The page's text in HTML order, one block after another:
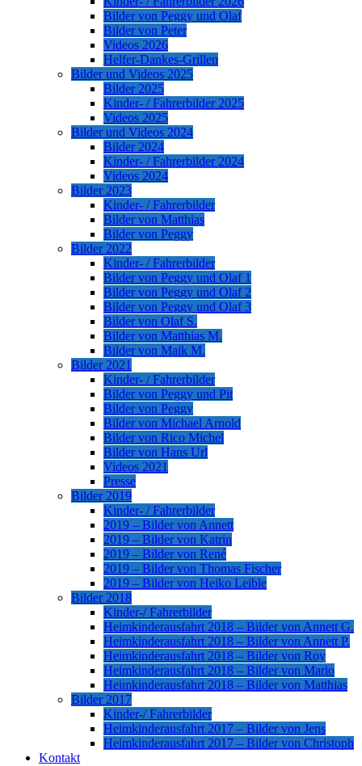
Bilder von Peggy und Olaf
Bilder von Peter
Videos 2026
Helfer-Dankes-Grillen
Bilder und Videos 2025
Bilder 2025
Kinder- / Fahrerbilder 2025
Videos 2025
Bilder und Videos 2024
Bilder 2024
Kinder- / Fahrerbilder 2024
Videos 2024
Bilder 2023
Kinder- / Fahrerbilder
Bilder von Matthias
Bilder von Peggy
Bilder 2022
Kinder- / Fahrerbilder
Bilder von Peggy und Olaf 1
Bilder von Peggy und Olaf 2
Bilder von Peggy und Olaf 3
Bilder von Olaf S.
Bilder von Matthias M.
Bilder von Maik M.
Bilder 2021
Kinder- / Fahrerbilder
Bilder von Peggy und Pit
Bilder von Peggy
Bilder von Michael Arnold
Bilder von Rico Michel
Bilder von Hans Url
Videos 2021
Presse
Bilder 2019
Kinder- / Fahrerbilder
2019 – Bilder von Annett
2019 – Bilder von Katrin
2019 – Bilder von René
2019 – Bilder von Thomas Fischer
2019 – Bilder von Heiko Leible
Bilder 2018
Kinder-/ Fahrerbilder
Heimkinderausfahrt 2018 – Bilder von Annett G.
Heimkinderausfahrt 2018 – Bilder von Annett P.
Heimkinderausfahrt 2018 – Bilder von Roy
Heimkinderausfahrt 2018 – Bilder von Mario
Heimkinderausfahrt 2018 – Bilder von Matthias
Bilder 2017
Kinder-/ Fahrerbilder
Heimkinderausfahrt 2017 – Bilder von Jens
Heimkinderausfahrt 2017 – Bilder von Christoph
Kontakt